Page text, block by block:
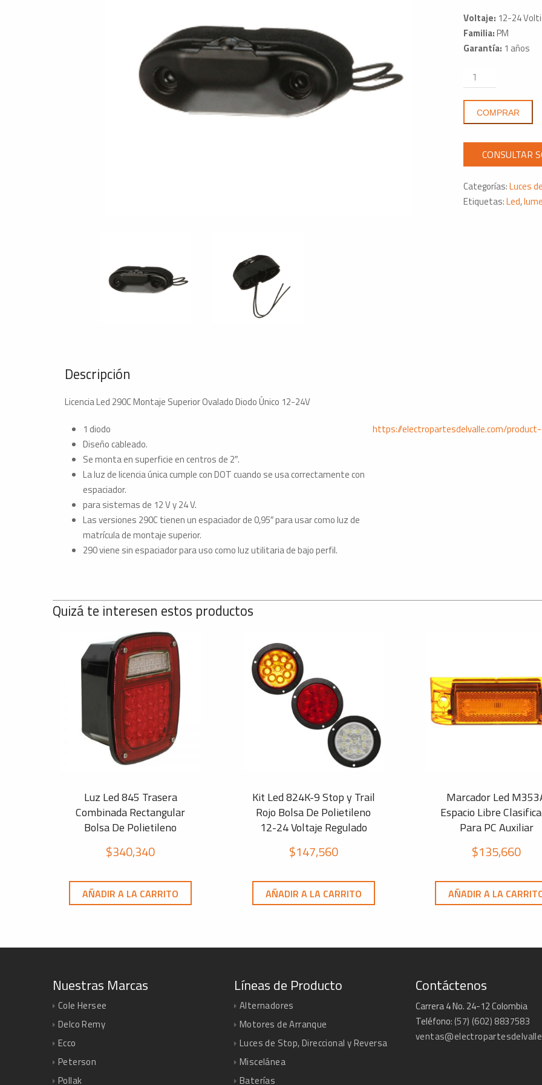
Voltaje: 12-24
Familia:PM
Garantía: 1 años
Licencia
Led
290C
Montaje
Ovalado
Diodo
Único
12-
24V
COMPRAR
Categorías:Luces
Etiquetas:Led,
Descripción
Licencia Led 290C Montaje Superior Ovalado Diodo Único 12-24V
1 diodo
Diseño cableado.
Se monta en superficie en centros de 2″.
La luz de licencia única cumple con DOT cuando se usa correctamente con
espaciador.
para sistemas de 12 V y 24 V.
Las versiones 290C tienen un espaciador de 0,95″ para usar como luz de
matrícula de montaje superior.
290 viene sin espaciador para uso como luz utilitaria de bajo perfil.
https://electropartesdelvalle.com/
Quizá te interesen estos productos
Luz Led 845 Trasera
Combinada Rectangular
Bolsa De Polietileno
$340,340
AÑADIR A LA CARRITO
Kit Led 824K-9 Stop y Trail
Rojo Bolsa De Polietileno
12-24 Voltaje Regulado
$147,560
AÑADIR A LA CARRITO
Marcador Led
Espacio Libre
Para PC Auxiliar
$135,660
AÑADIR A LA
Nuestras Marcas
Cole Hersee
Delco Remy
Ecco
Peterson
Pollak
Líneas de Producto
Alternadores
Motores de Arranque
Luces de Stop, Direccional y Reversa
Miscelánea
Baterías
Contáctenos
Carrera 4 No. 24-12 Colombia
Teléfono:(57) (602) 8837583